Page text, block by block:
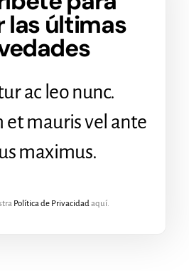
las últimas
ac leo nunc.
et mauris vel ante
maximus.
Política de Privacidadaquí.